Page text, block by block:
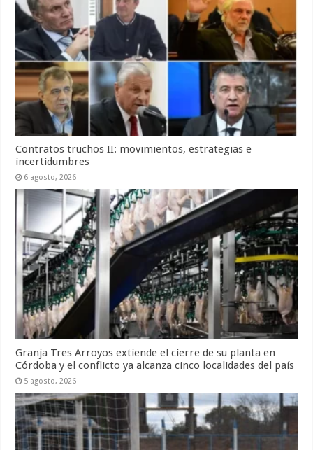
Contratos truchos II: movimientos, estrategias e
incertidumbres
6 agosto, 2026
Granja Tres Arroyos extiende el cierre de su planta en
Córdoba y el conflicto ya alcanza cinco localidades del país
5 agosto, 2026